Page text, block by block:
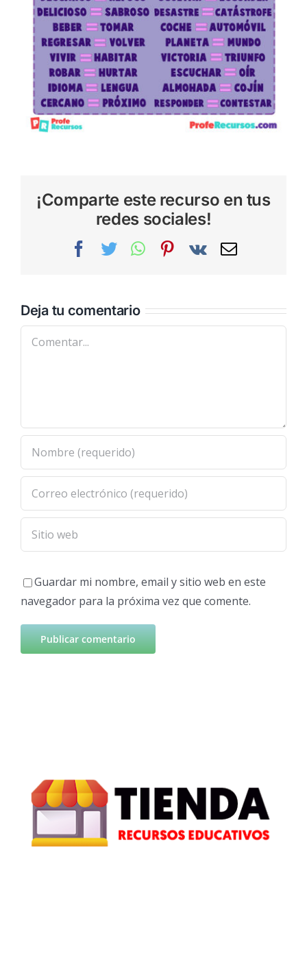
¡Comparte este recurso en tus
redes sociales!
Facebook
TwitterWhatsAppPinterest
Vk
Correo
Deja tu comentario
Comentar
Guardar mi nombre, email y sitio web en este
navegador para la próxima vez que comente.